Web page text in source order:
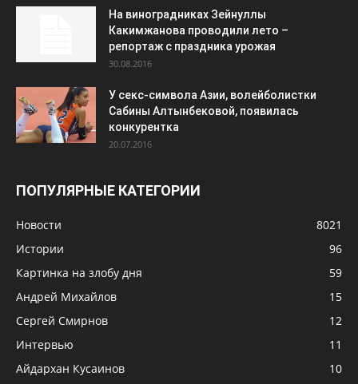
На виноградниках Зейнуллы
Какимжанова проводили лето –
репортаж с праздника урожая
30.08.2016
У секс-символа Азии, волейболистки
Сабины Алтынбековой, появилась
конкурентка
20.07.2016
ПОПУЛЯРНЫЕ КАТЕГОРИИ
Новости
8021
Истории
96
Картинка на злобу дня
59
Андрей Михайлов
15
Сергей Смирнов
12
Интервью
11
Айдархан Кусаинов
10